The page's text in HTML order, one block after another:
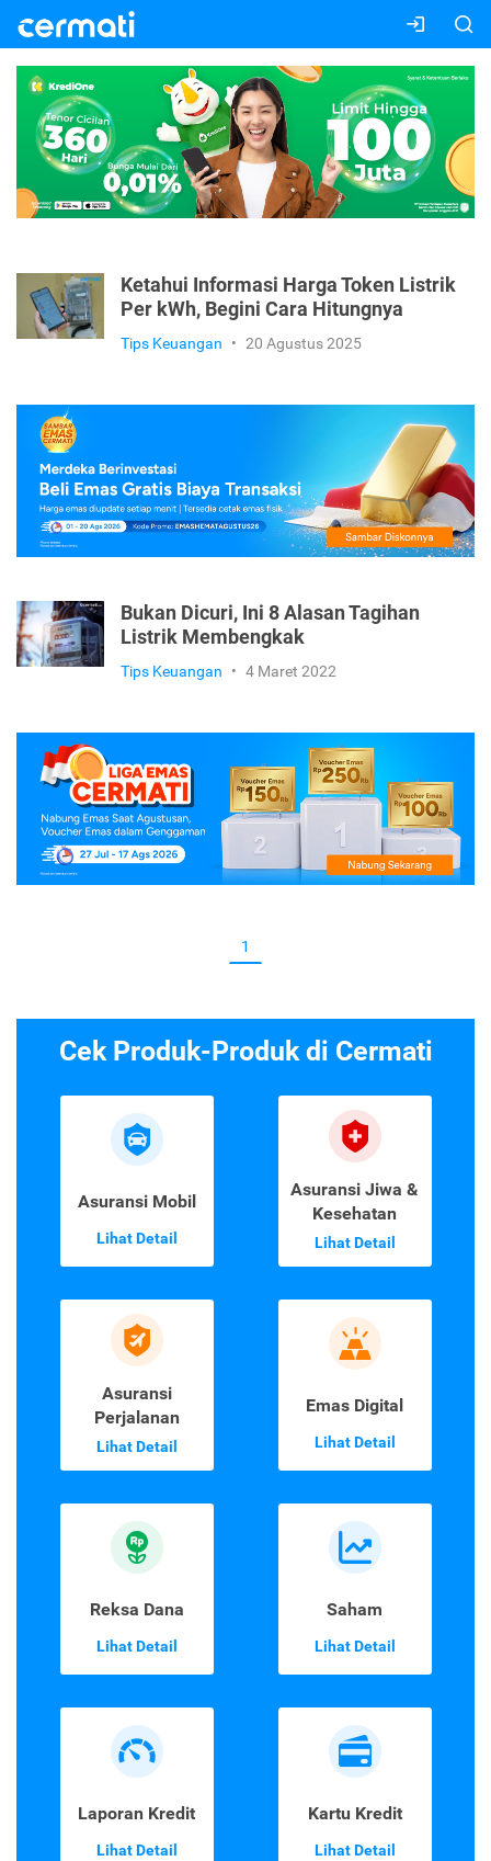
Ketahui Informasi Harga Token Listrik
Per kWh, Begini Cara Hitungnya
Tips Keuangan • 20 Agustus 2025
Bukan Dicuri, Ini 8 Alasan Tagihan
Listrik Membengkak
Tips Keuangan • 4 Maret 2022
1
Cek Produk-Produk di Cermati
Asuransi Mobil
Lihat Detail
Asuransi Jiwa &
Kesehatan
Lihat Detail
Asuransi
Perjalanan
Lihat Detail
Emas Digital
Lihat Detail
Reksa Dana
Lihat Detail
Saham
Lihat Detail
Laporan Kredit
Lihat Detail
Kartu Kredit
Lihat Detail